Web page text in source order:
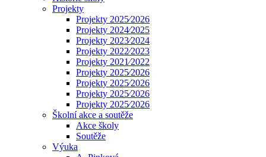
Projekty
Projekty 2025⁄2026
Projekty 2024⁄2025
Projekty 2023⁄2024
Projekty 2022⁄2023
Projekty 2021⁄2022
Projekty 2025⁄2026
Projekty 2025⁄2026
Projekty 2025⁄2026
Projekty 2025⁄2026
Školní akce a soutěže
Akce školy
Soutěže
Výuka